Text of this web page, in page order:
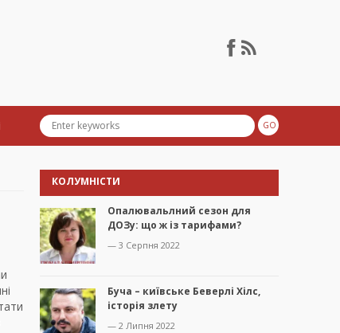
КОЛУМНІСТИ
Опалювальлний сезон для
ДОЗу: що ж із тарифами?
— 3 Серпня 2022
Буча – київське Беверлі Хілс,
історія злету
— 2 Липня 2022